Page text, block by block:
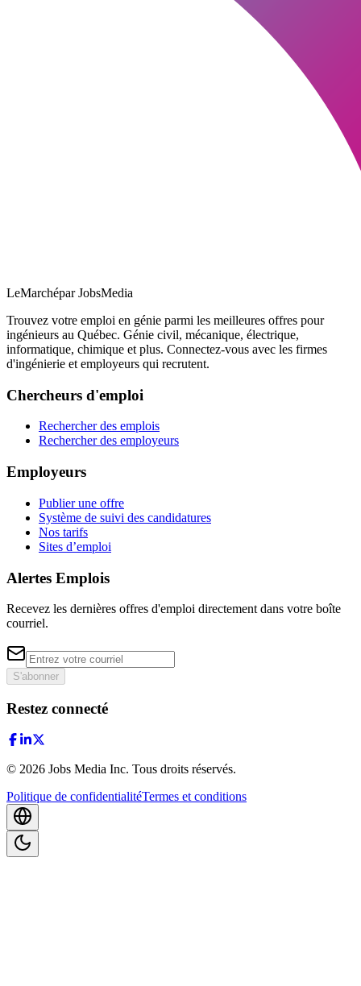
LeMarchépar JobsMedia
Trouvez votre emploi en génie parmi les meilleures offres pour
ingénieurs au Québec. Génie civil, mécanique, électrique,
informatique, chimique et plus. Connectez-vous avec les firmes
d'ingénierie et employeurs qui recrutent.
Chercheurs d'emploi
Rechercher des emplois
Rechercher des employeurs
Employeurs
Publier une offre
Système de suivi des candidatures
Nos tarifs
Sites d’emploi
Alertes Emplois
Recevez les dernières offres d'emploi directement dans votre boîte
courriel.
S'abonner
Restez connecté
© 2026 Jobs Media Inc. Tous droits réservés.
Politique de confidentialitéTermes et conditions